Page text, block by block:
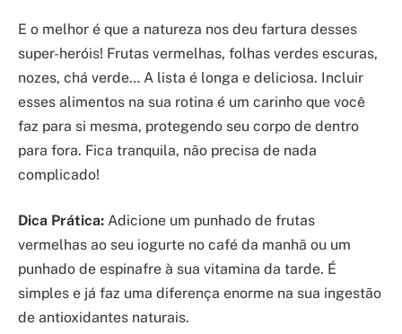
E o melhor é que a natureza nos deu fartura desses
super-heróis! Frutas vermelhas, folhas verdes escuras,
nozes, chá verde… A lista é longa e deliciosa. Incluir
esses alimentos na sua rotina é um carinho que você
faz para si mesma, protegendo seu corpo de dentro
para fora. Fica tranquila, não precisa de nada
complicado!
Dica Prática: Adicione um punhado de frutas
vermelhas ao seu iogurte no café da manhã ou um
punhado de espinafre à sua vitamina da tarde. É
simples e já faz uma diferença enorme na sua ingestão
de antioxidantes naturais.